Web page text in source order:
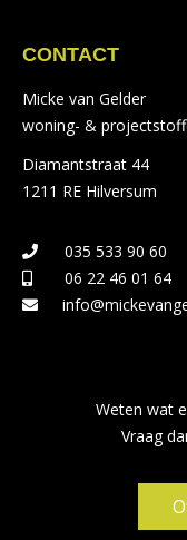
CONTACT
Micke van Gelder
woning- &
Diamantstraat 44
1211 RE Hilversum
035 533 90 60
06 22 46 01 64
Weten wat
Vraag